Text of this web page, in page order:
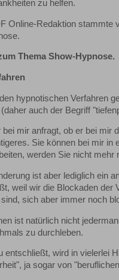
zu helfen.
Online-Redaktion
Thema Show-Hypnose.
hypnotischen Verfahren
auch der Begriff
mir anfragt, ob er bei mir
Sie können bei mir in
werden Sie nicht mehr
ist aber lediglich ein
weil wir die Blockaden
sich aber immer noch
ist natürlich nicht
zu durchleben.
entschließt, wird in vielerlei
ja sogar von